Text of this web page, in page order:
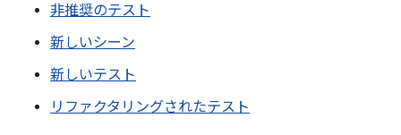
非推奨のテスト
新しいシーン
新しいテスト
リファクタリングされたテスト